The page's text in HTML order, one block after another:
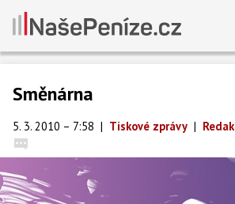
Směnárna
5. 3. 2010 – 7:58 | Tiskové zprávy |